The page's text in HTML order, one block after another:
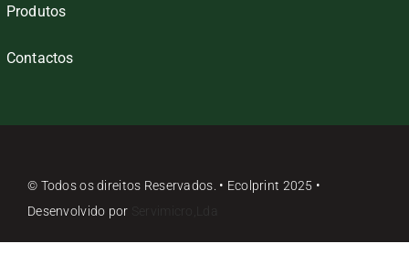
Produtos
Contactos
© Todos os direitos Reservados. • Ecolprint 2025 •
Desenvolvido por